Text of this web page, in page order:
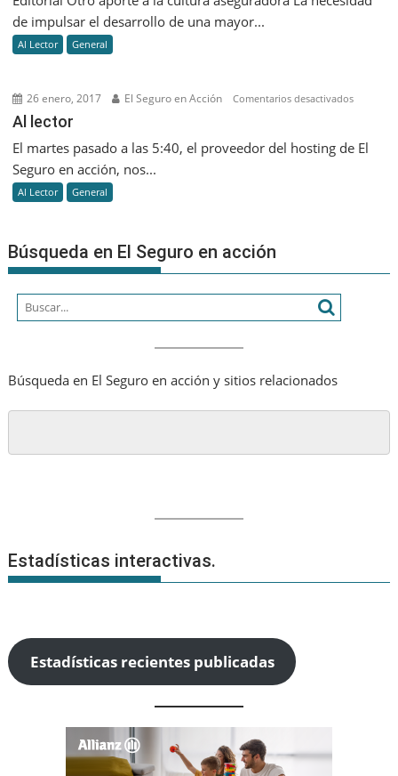
Otro
de impulsar el desarrollo de una mayor...
Al Lector General
26 enero, 2017 El Seguro en Acción Comentarios desactivadosen
Al lector
El martes pasado a las 5:40, el proveedor del hosting de El
Seguro en acción, nos...
Al Lector General
Búsqueda en El Seguro en acción
Búsqueda en El Seguro en acción y sitios relacionados
Estadísticas interactivas.
Estadísticas recientes publicadas